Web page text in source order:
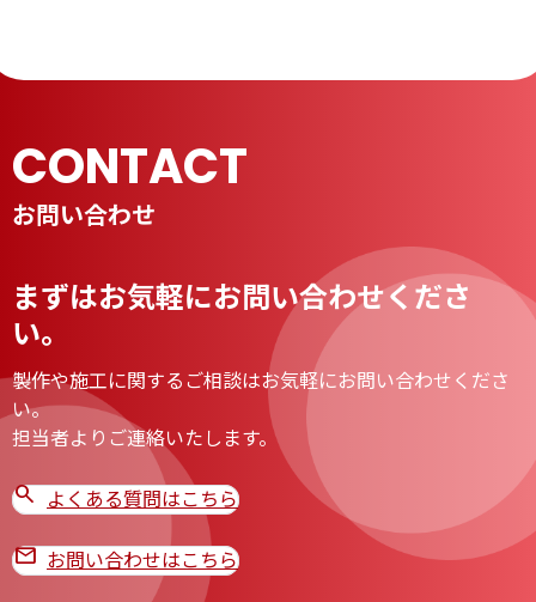
CONTACT
お問い合わせ
まずはお気軽にお問い合わせくださ
い。
製作や施工に関するご相談はお気軽にお問い合わせくださ
い。
担当者よりご連絡いたします。
search よくある質問はこちら
mail お問い合わせはこちら